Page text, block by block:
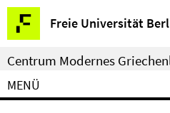
Springe
direkt
zu
Inhalt
Freie Universität
Service-
Navigation
Centrum Modernes
MENÜ